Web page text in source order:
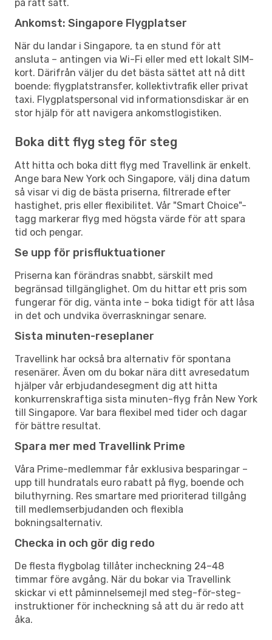
på rätt sätt.
Ankomst: Singapore Flygplatser
När du landar i Singapore, ta en stund för att
ansluta – antingen via Wi-Fi eller med ett lokalt SIM-
kort. Därifrån väljer du det bästa sättet att nå ditt
boende: flygplatstransfer, kollektivtrafik eller privat
taxi. Flygplatspersonal vid informationsdiskar är en
stor hjälp för att navigera ankomstlogistiken.
Boka ditt flyg steg för steg
Att hitta och boka ditt flyg med Travellink är enkelt.
Ange bara New York och Singapore, välj dina datum
så visar vi dig de bästa priserna, filtrerade efter
hastighet, pris eller flexibilitet. Vår "Smart Choice"-
tagg markerar flyg med högsta värde för att spara
tid och pengar.
Se upp för prisfluktuationer
Priserna kan förändras snabbt, särskilt med
begränsad tillgänglighet. Om du hittar ett pris som
fungerar för dig, vänta inte – boka tidigt för att låsa
in det och undvika överraskningar senare.
Sista minuten-reseplaner
Travellink har också bra alternativ för spontana
resenärer. Även om du bokar nära ditt avresedatum
hjälper vår erbjudandesegment dig att hitta
konkurrenskraftiga sista minuten-flyg från New York
till Singapore. Var bara flexibel med tider och dagar
för bättre resultat.
Spara mer med Travellink Prime
Våra Prime-medlemmar får exklusiva besparingar –
upp till hundratals euro rabatt på flyg, boende och
biluthyrning. Res smartare med prioriterad tillgång
till medlemserbjudanden och flexibla
bokningsalternativ.
Checka in och gör dig redo
De flesta flygbolag tillåter incheckning 24–48
timmar före avgång. När du bokar via Travellink
skickar vi ett påminnelsemejl med steg-för-steg-
instruktioner för incheckning så att du är redo att
åka.